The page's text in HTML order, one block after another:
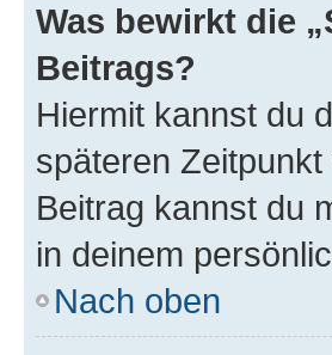
Was bewirkt die
Beitrags?
Hiermit kannst du
späteren
Beitrag kannst du
in deinem
Nach oben